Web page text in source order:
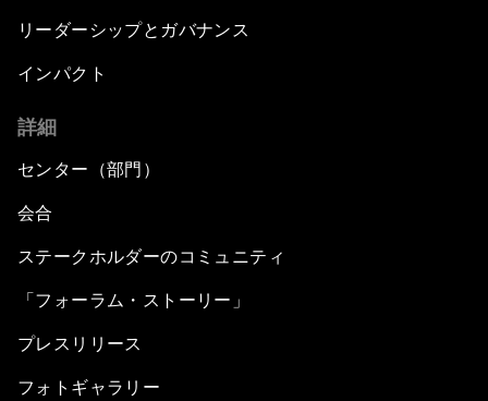
リーダーシップとガバナンス
インパクト
詳細
センター（部門）
会合
ステークホルダーのコミュニティ
「フォーラム・ストーリー」
プレスリリース
フォトギャラリー